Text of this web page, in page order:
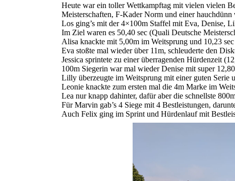
Heute war ein toller Wettkampftag mit vielen vielen
Meisterschaften, F-Kader Norm und einer
Los ging’s mit der 4×100m Staffel mit Eva, Denise,
Im Ziel waren es 50,40 sec (Quali Deutsche
Alisa knackte mit 5,00m im Weitsprung und 10,23
Eva stoßte mal wieder über 11m, schleuderte den
Jessica sprintete zu einer überragenden Hürdenzeit
100m Siegerin war mal wieder Denise mit super
Lilly überzeugte im Weitsprung mit einer guten Serie
Leonie knackte zum ersten mal die 4m Marke im
Lea nur knapp dahinter, dafür aber die schnellste
Für Marvin gab’s 4 Siege mit 4 Bestleistungen,
Auch Felix ging im Sprint und Hürdenlauf mit